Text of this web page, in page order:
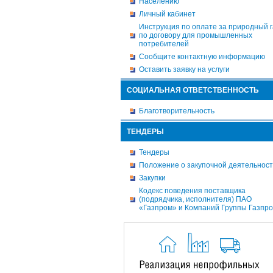
Личный кабинет
Инструкция по оплате за природный
по договору для промышленных
потребителей
Сообщите контактную информацию
Оставить заявку на услуги
СОЦИАЛЬНАЯ ОТВЕТСТВЕННОСТЬ
Благотворительность
ТЕНДЕРЫ
Тендеры
Положение о закупочной
Закупки
Кодекс поведения поставщика
(подрядчика, исполнителя) ПАО
«Газпром» и Компаний Группы